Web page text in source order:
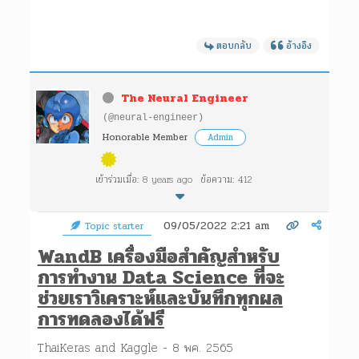
ตอบกลับ อ้างอิง
The Neural Engineer
(@neural-engineer)
Honorable Member Admin
เข้าร่วมเมื่อ: 8 years ago ข้อความ: 412
Topic starter 09/05/2022 2:21 am
WandB เครื่องมือสำคัญสำหรับ
การทำงาน Data Science ที่จะ
ช่วยเราวิเคราะห์และบันทึกทุกผล
การทดลองได้ฟรี
ThaiKeras and Kaggle - 8 พค. 2565